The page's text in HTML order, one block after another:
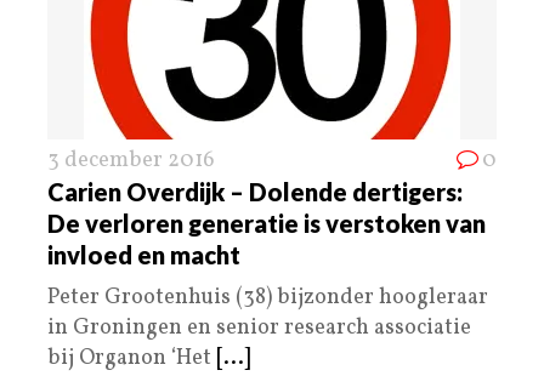
3 december 2016 0
Carien Overdijk – Dolende dertigers:
De verloren generatie is verstoken van
invloed en macht
Peter Grootenhuis (38) bijzonder hoogleraar
in Groningen en senior research associatie
bij Organon ‘Het [...]